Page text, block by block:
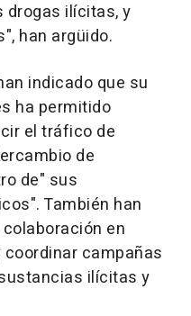
ilícitas, y
han argüido.
indicado que su
ha permitido
el tráfico de
de
de" sus
También han
en
campañas
ilícitas y